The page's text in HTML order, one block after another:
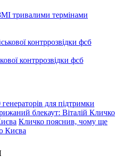
тривалими термінами
контррозвідки фсб
для підтримки
блекаут: Віталій Кличко
Кличко пояснив, чому ще
Києва